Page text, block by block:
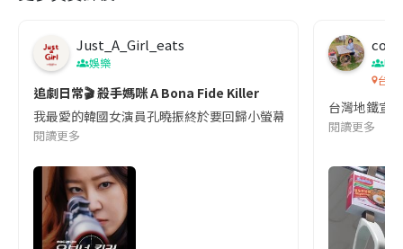
Just_A_Girl_eats
娛樂
追劇日常🎬 殺手媽咪 A Bona Fide Killer
我最愛的韓國女演員孔曉振終於要回歸小螢幕啦!這次的劇本改編
閱讀更多
co
吹
台灣
台灣地鐵宣
閱讀更多